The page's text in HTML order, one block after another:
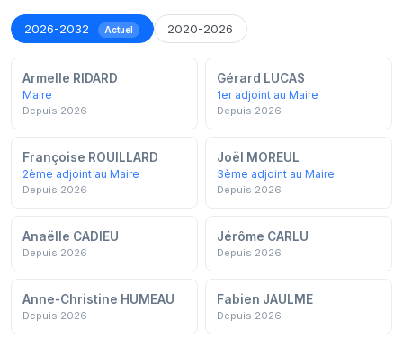
2026-2032 Actuel 2020-2026
Armelle RIDARD
Maire
Depuis 2026
Gérard LUCAS
1er adjoint au Maire
Depuis 2026
Françoise ROUILLARD
2ème adjoint au Maire
Depuis 2026
Joël MOREUL
3ème adjoint au Maire
Depuis 2026
Anaëlle CADIEU
Depuis 2026
Jérôme CARLU
Depuis 2026
Anne-Christine HUMEAU
Depuis 2026
Fabien JAULME
Depuis 2026